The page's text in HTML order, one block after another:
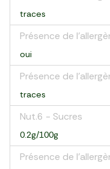
traces
Présence de
oui
Présence de
traces
Nut.6 - Sucres
0.2g/100g
Présence de